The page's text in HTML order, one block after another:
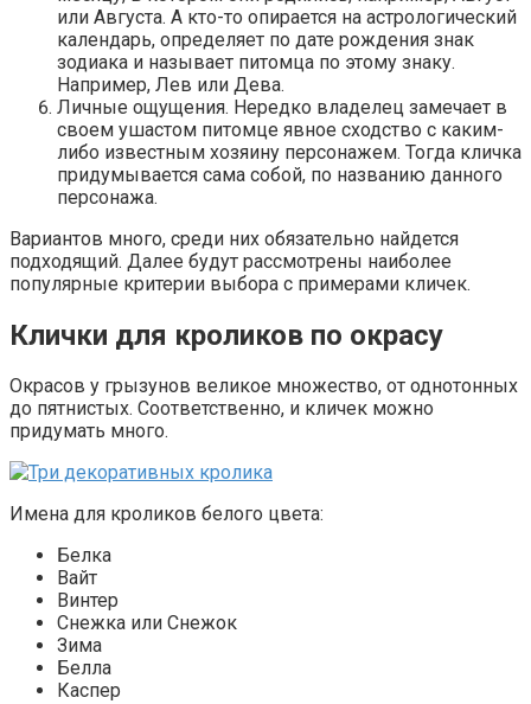
или Августа. А кто-то опирается на астрологический
календарь, определяет по дате рождения знак
зодиака и называет питомца по этому знаку.
Например, Лев или Дева.
Личные ощущения. Нередко владелец замечает в
своем ушастом питомце явное сходство с каким-
либо известным хозяину персонажем. Тогда кличка
придумывается сама собой, по названию данного
персонажа.
Вариантов много, среди них обязательно найдется
подходящий. Далее будут рассмотрены наиболее
популярные критерии выбора с примерами кличек.
Клички для кроликов по окрасу
Окрасов у грызунов великое множество, от однотонных
до пятнистых. Соответственно, и кличек можно
придумать много.
Имена для кроликов белого цвета:
Белка
Вайт
Винтер
Снежка или Снежок
Зима
Белла
Каспер